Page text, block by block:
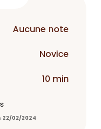
Aucune note
Novice
10 min
22/02/2024